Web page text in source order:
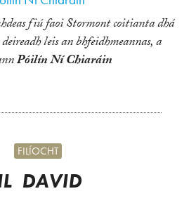
fiú faoi Stormont coitianta dhá
leis an bhfeidhmeannas, a
Póilín Ní Chiaráin
DAVID
FILÍOCHT